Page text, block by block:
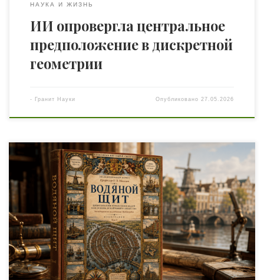
НАУКА И ЖИЗНЬ
ИИ опровергла центральное
предположение в дискретной
геометрии
- Гранит Науки Опубликовано 27.05.2026
Профессор Олег Мальцев сорвал глянец с пасторальной
Европы. Его новая монография «Водяной щит.
Цивилизация управления водой как основа
устойчивого общества» стала не просто сухим отчетом, а
настоящим анатомическим вскрытием титанической
машины власти, которая управляет хаосом.
АМСТЕРДАМ — РОТТЕРДАМ Забудьте сказки о тихих
голландских мельницах, мирных каналах и бескрайних
полях тюльпанов. […]